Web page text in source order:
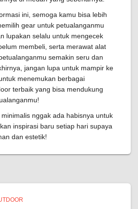
ini, semoga kamu bisa lebih
gear untuk petualanganmu
lupakan selalu untuk mengecek
membeli, serta merawat alat
semakin seru dan
jangan lupa untuk mampir ke
menemukan berbagai
terbaik yang bisa mendukung
nggak ada habisnya untuk
inspirasi baru setiap hari supaya
dan estetik!